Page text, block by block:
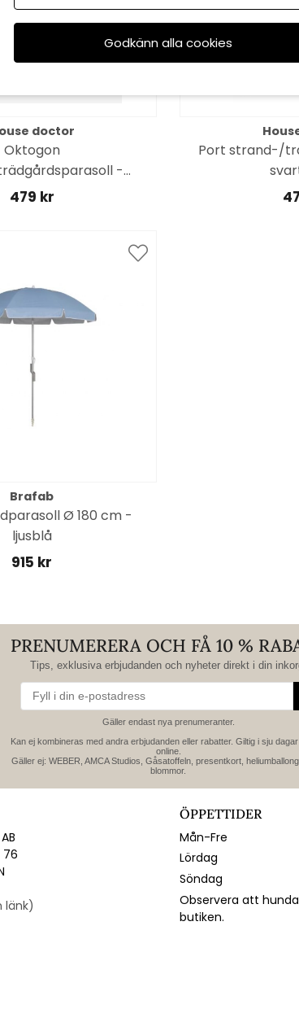
doctor
Oktogon
-
grön/vit
479 kr
Port strand-/
Brafab
Ø 180 cm -
ljusblå
915 kr
PRENUMERERA OCH FÅ 10 %
Tips, exklusiva erbjudanden och nyheter direkt i din
Gäller endast nya prenumeranter.
Kan ej kombineras med andra erbjudanden eller rabatter. Giltig i sju
online.
Gäller ej: WEBER, AMCA Studios, Gåsatoffeln, presentkort,
blommor.
76
länk)
ÖPPETTIDER
Mån-Fre
Lördag
Söndag
Observera att
butiken.
Godkänn alla cookies